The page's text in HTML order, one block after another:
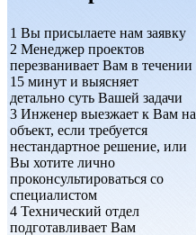
1 Вы присылаете нам заявку
2 Менеджер проектов
перезванивает Вам в течении
15 минут и выясняет
детально суть Вашей задачи
3 Инженер выезжает к Вам на
объект, если требуется
нестандартное решение, или
Вы хотите лично
проконсультироваться со
специалистом
4 Технический отдел
подготавливает Вам